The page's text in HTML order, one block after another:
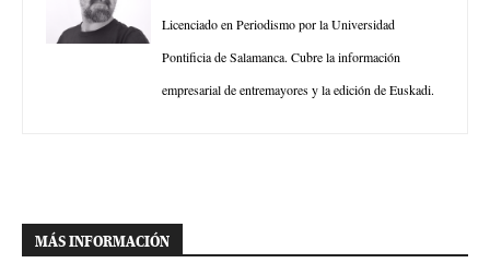
Licenciado en Periodismo por la Universidad
Pontificia de Salamanca. Cubre la información
empresarial de entremayores y la edición de Euskadi.
MÁS INFORMACIÓN